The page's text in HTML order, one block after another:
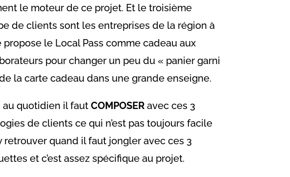
le moteur de ce projet. Et le troisième
de clients sont les entreprises de la région à
propose le Local Pass comme cadeau aux
pour changer un peu du « panier garni
la carte cadeau dans une grande enseigne.
au quotidien il faut COMPOSERavec ces 3
de clients ce qui n’est pas toujours facile
retrouver quand il faut jongler avec ces 3
et c’est assez spécifique au projet.